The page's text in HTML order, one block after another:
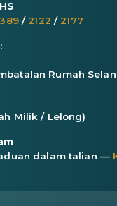
/ 2122 / 2177
Rumah
Milik / Lelong)
dalam talian —